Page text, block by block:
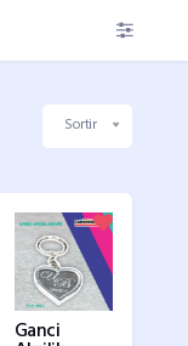
(1)
Sortir
Ganci